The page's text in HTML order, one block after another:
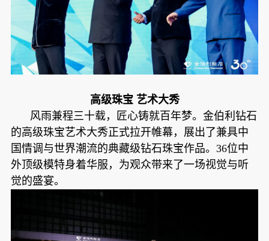
高级珠宝 艺术大秀
风雨兼程三十载，匠心铸就百年梦。金伯利钻石
的高级珠宝艺术大秀正式拉开帷幕，展出了兼具中
国情调与世界潮流的典藏级钻石珠宝作品。36位中
外顶级模特身着华服，为观众带来了一场视觉与听
觉的盛宴。